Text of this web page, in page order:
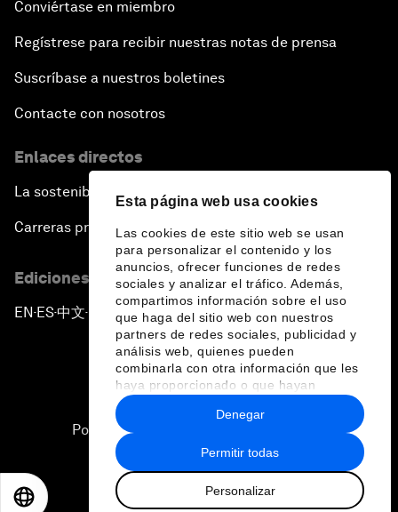
Esta página web usa cookies
Las cookies de este sitio web se usan
para personalizar el contenido y los
anuncios, ofrecer funciones de redes
sociales y analizar el tráfico. Además,
compartimos información sobre el uso
que haga del sitio web con nuestros
partners de redes sociales, publicidad y
análisis web, quienes pueden
combinarla con otra información que les
haya proporcionado o que hayan
recopilado a partir del uso que haya
hecho de sus servicios.
Permitir todas
Personalizar
Denegar
Conviértase en miembro
Regístrese para recibir nuestras notas de prensa
Suscríbase a nuestros boletines
Contacte con nosotros
Enlaces directos
La sostenibilidad en el Foro
Carreras profesionales
Ediciones en otros idiomas
EN ▪ES▪中文▪ 日本語
Política de privacidad y normas de uso
Sitemap
2026 Foro Económico Mundial